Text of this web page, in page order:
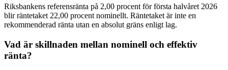
Riksbankens referensränta på 2,00 procent för första halvåret 2026
blir räntetaket 22,00 procent nominellt. Räntetaket är inte en
rekommenderad ränta utan en absolut gräns enligt lag.
Vad är skillnaden mellan nominell och effektiv
ränta?